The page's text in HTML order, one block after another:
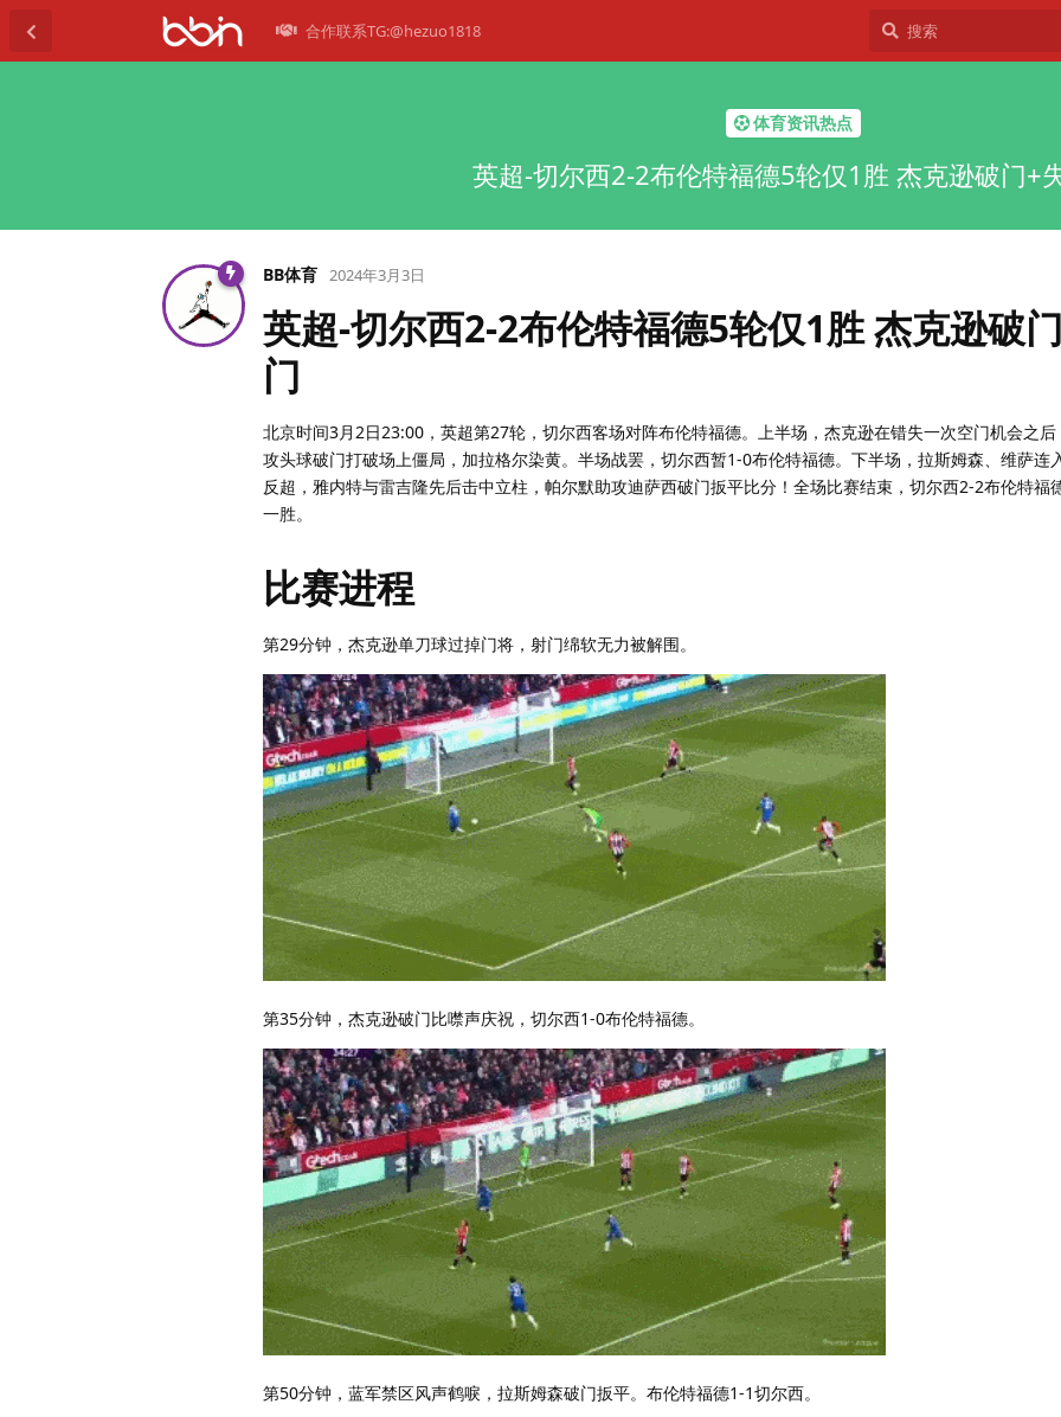
合作联系TG:@hezuo1818
体育资讯热点
英超-切尔西2-2布伦特福德5轮仅1胜 杰克逊破门+
BB体育 2024年3月3日
英超-切尔西2-2布伦特福德5轮仅1胜 杰克逊破
门
北京时间3月2日23:00，英超第27轮，切尔西客场对阵布伦特福德。上半场，杰克逊在错失一次空门机会之后
攻头球破门打破场上僵局，加拉格尔染黄。半场战罢，切尔西暂1-0布伦特福德。下半场，拉斯姆森、维萨连
反超，雅内特与雷吉隆先后击中立柱，帕尔默助攻迪萨西破门扳平比分！全场比赛结束，切尔西2-2布伦特福
一胜。
比赛进程
第29分钟，杰克逊单刀球过掉门将，射门绵软无力被解围。
第35分钟，杰克逊破门比噤声庆祝，切尔西1-0布伦特福德。
第50分钟，蓝军禁区风声鹤唳，拉斯姆森破门扳平。布伦特福德1-1切尔西。